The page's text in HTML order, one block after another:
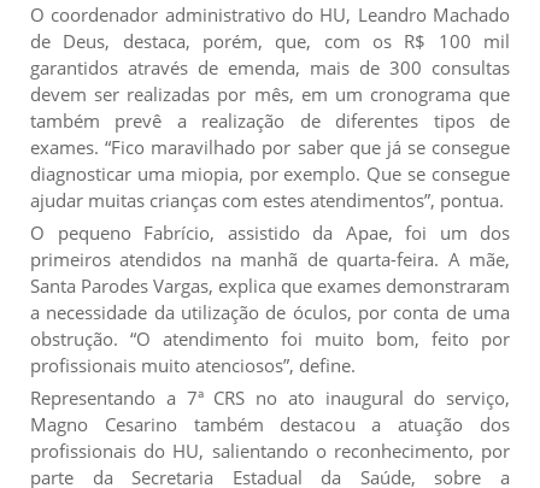
O coordenador administrativo do HU, Leandro Machado
de Deus, destaca, porém, que, com os R$ 100 mil
garantidos através de emenda, mais de 300 consultas
devem ser realizadas por mês, em um cronograma que
também prevê a realização de diferentes tipos de
exames. “Fico maravilhado por saber que já se consegue
diagnosticar uma miopia, por exemplo. Que se consegue
ajudar muitas crianças com estes atendimentos”, pontua.
O pequeno Fabrício, assistido da Apae, foi um dos
primeiros atendidos na manhã de quarta-feira. A mãe,
Santa Parodes Vargas, explica que exames demonstraram
a necessidade da utilização de óculos, por conta de uma
obstrução. “O atendimento foi muito bom, feito por
profissionais muito atenciosos”, define.
Representando a 7ª CRS no ato inaugural do serviço,
Magno Cesarino também destacou a atuação dos
profissionais do HU, salientando o reconhecimento, por
parte da Secretaria Estadual da Saúde, sobre a